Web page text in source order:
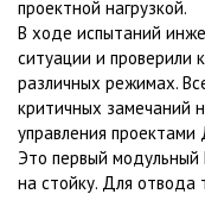
проектной нагрузкой.
В ходе испытаний
ситуации и проверили
различных режимах.
критичных замечаний
управления
Это первый
на стойку. Для отвода